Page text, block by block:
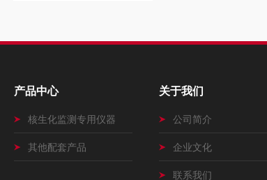
产品中心
核生化监测专用仪器
其他配套产品
关于我们
公司简介
企业文化
联系我们